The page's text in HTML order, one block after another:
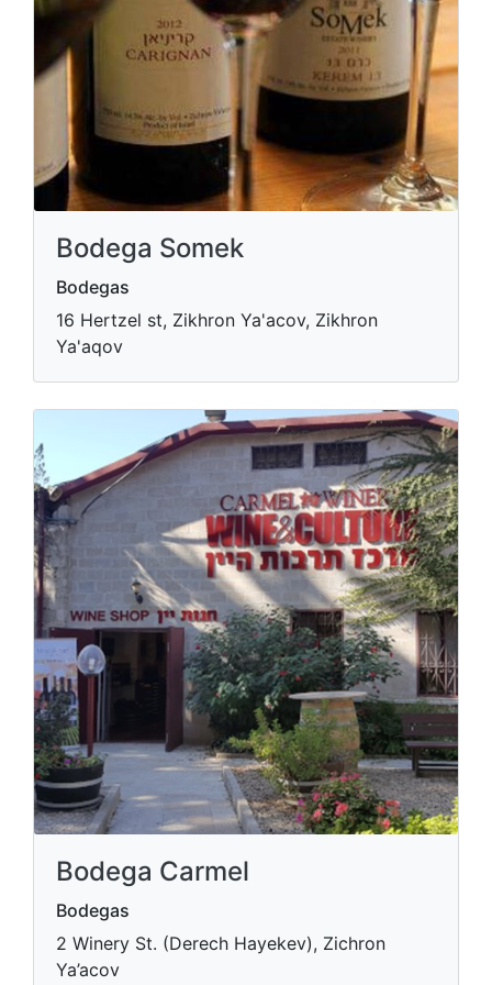
Bodega Somek
Bodegas
16 Hertzel st, Zikhron Ya'acov, Zikhron
Ya'aqov
Bodega Carmel
Bodegas
2 Winery St. (Derech Hayekev), Zichron
Ya’acov